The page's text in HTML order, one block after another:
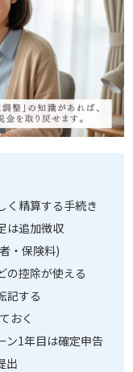
く精算する手続き
は追加徴収
・保険料)
の控除が使える
記する
おく
ン1年目は確定申告
出